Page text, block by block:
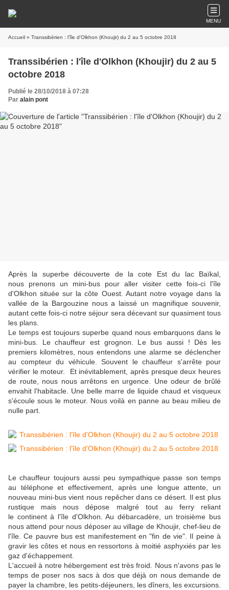
MENU
Accueil » Transsibérien : l'île d'Olkhon (Khoujir) du 2 au 5 octobre 2018
Transsibérien : l'île d'Olkhon (Khoujir) du 2 au 5
octobre 2018
Publié le 28/10/2018 à 07:28
Par alain pont
Après la superbe découverte de la cote Est du lac Baïkal,
nous prenons un mini-bus pour aller visiter cette fois-ci l'île
d'Olkhon située sur la côte Ouest. Autant notre voyage dans la
vallée de la Bargouzine nous a laissé un magnifique souvenir,
autant cette fois-ci notre séjour sera décevant sur quasiment tous
les plans.
Le temps est toujours superbe quand nous embarquons dans le
mini-bus. Le chauffeur est grognon. Le bus aussi ! Dès les
premiers kilomètres, nous entendons une alarme se déclencher
au compteur du véhicule. Souvent le chauffeur s'arrête pour
vérifier le moteur. Et inévitablement, après presque deux heures
de route, nous nous arrêtons en urgence. Une odeur de brûlé
envahit l'habitacle. Une belle marre de liquide chaud et visqueux
s'écoule sous le moteur. Nous voilà en panne au beau milieu de
nulle part.
Le chauffeur toujours aussi peu sympathique passe son temps
au téléphone et effectivement, après une longue attente, un
nouveau mini-bus vient nous repêcher dans ce désert. Il est plus
rustique mais nous dépose malgré tout au ferry reliant
le continent à l'île d'Olkhon. Au débarcadère, un troisième bus
nous attend pour nous déposer au village de Khoujir, chef-lieu de
l'île. Ce pauvre bus est manifestement en "fin de vie". Il peine à
gravir les côtes et nous en ressortons à moitié asphyxiés par les
gaz d'échappement.
L'accueil à notre hébergement est très froid. Nous n'avons pas le
temps de poser nos sacs à dos que déjà on nous demande de
payer la chambre, les petits-déjeuners, les dîners, les excursions.